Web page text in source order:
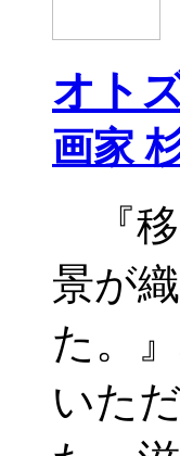
オト
画家
『移
景が
た。
いた